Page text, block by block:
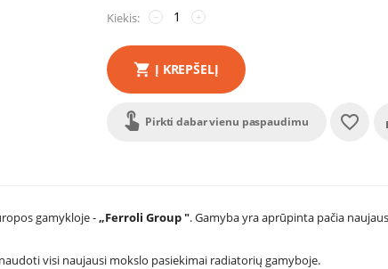
Kiekis: +
−
Į KREPŠELĮ
Pirkti dabar vienu paspaudimu
gamykloje -„Ferroli Group ". Gamyba yra aprūpinta pačia
visi naujausi mokslo pasiekimai radiatorių gamyboje.